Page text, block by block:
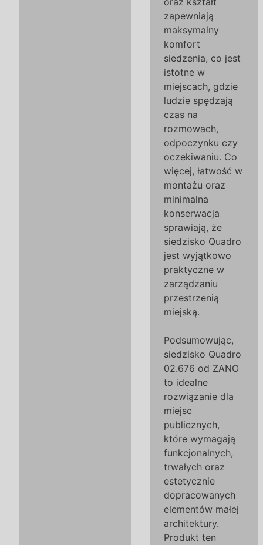
zapewniają
maksymalny
komfort
siedzenia, co jest
istotne w
miejscach, gdzie
ludzie spędzają
czas na
rozmowach,
odpoczynku czy
oczekiwaniu. Co
więcej, łatwość w
montażu oraz
minimalna
konserwacja
sprawiają, że
siedzisko Quadro
jest wyjątkowo
praktyczne w
zarządzaniu
przestrzenią
miejską.
Podsumowując,
siedzisko Quadro
02.676 od ZANO
to idealne
rozwiązanie dla
miejsc
publicznych,
które wymagają
funkcjonalnych,
trwałych oraz
estetycznie
dopracowanych
elementów małej
architektury.
Produkt ten